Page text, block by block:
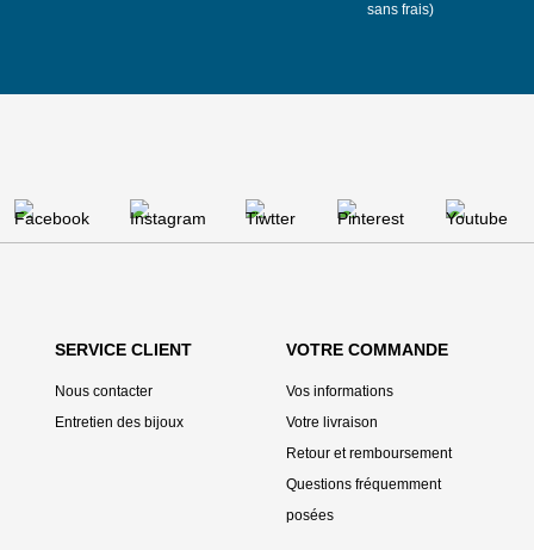
sans frais)
SERVICE CLIENT
Nous contacter
Entretien des bijoux
VOTRE COMMANDE
Vos informations
Votre livraison
Retour et remboursement
Questions fréquemment
posées